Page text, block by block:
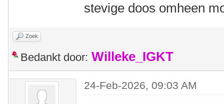
stevige doos omheen
Zoek
Bedankt door: Willeke_IGKT
24-Feb-2026, 09:03 AM